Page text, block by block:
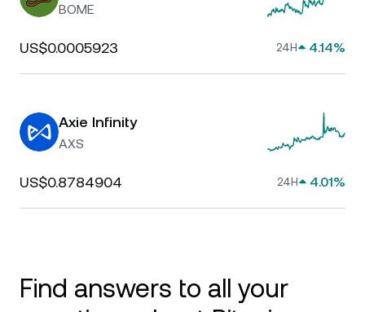
BOME
US$0.0005923 24H 4.14%
Axie Infinity
AXS
US$0.8784904 24H 4.01%
Find answers to all your